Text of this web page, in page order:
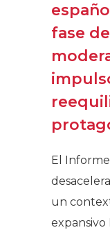
fase
El
un